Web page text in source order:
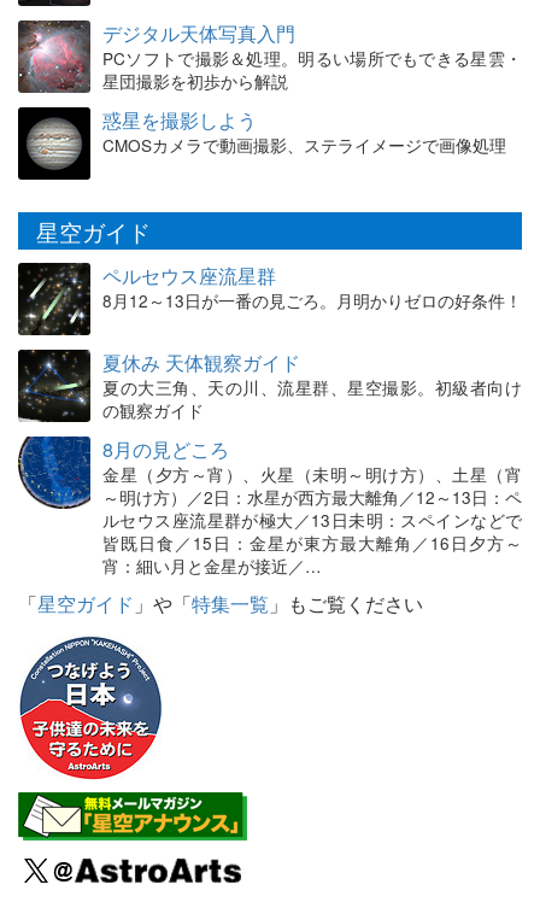
デジタル天体写真入門
PCソフトで撮影＆処理。明るい場所でもできる星雲・
星団撮影を初歩から解説
惑星を撮影しよう
CMOSカメラで動画撮影、ステライメージで画像処理
星空ガイド
ペルセウス座流星群
8月12～13日が一番の見ごろ。月明かりゼロの好条件！
夏休み 天体観察ガイド
夏の大三角、天の川、流星群、星空撮影。初級者向け
の観察ガイド
8月の見どころ
金星（夕方～宵）、火星（未明～明け方）、土星（宵
～明け方）／2日：水星が西方最大離角／12～13日：ペ
ルセウス座流星群が極大／13日未明：スペインなどで
皆既日食／15日：金星が東方最大離角／16日夕方～
宵：細い月と金星が接近／…
「星空ガイド 」や「特集一覧 」もご覧ください